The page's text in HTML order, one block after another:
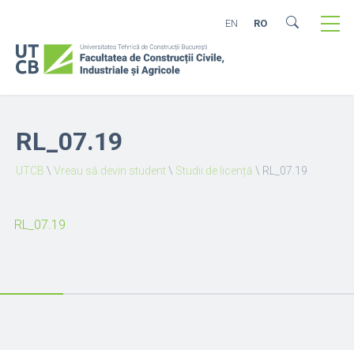
EN RO
RL_07.19
UTCB \ Vreau să devin student\ Studii de licență \ RL_07.19
RL_07.19